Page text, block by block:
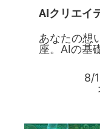
AIクリエイ
あなたの想
座。AIの基
8/